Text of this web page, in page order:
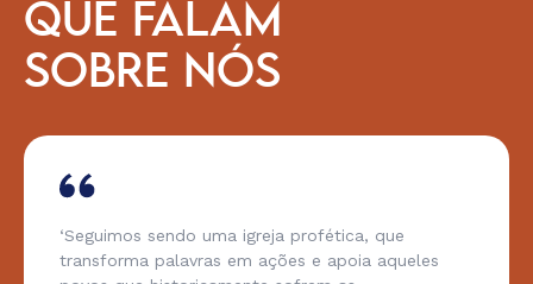
QUE FALAM
SOBRE NÓS
‘Seguimos sendo uma igreja profética, que
transforma palavras em ações e apoia aqueles